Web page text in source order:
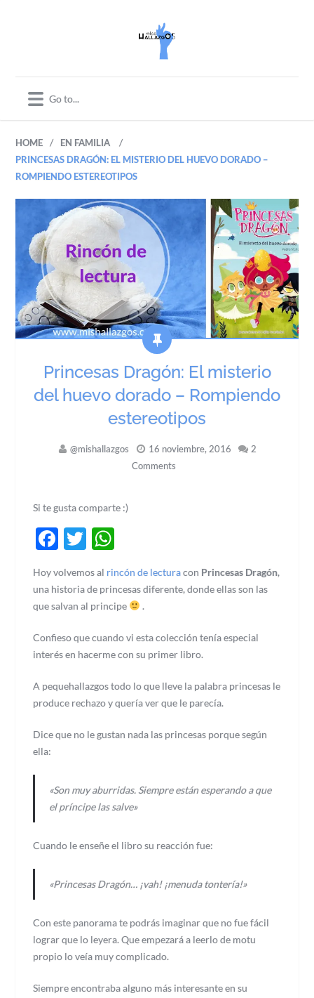
HOME / EN FAMILIA /
PRINCESAS DRAGÓN: EL MISTERIO DEL HUEVO DORADO –
ROMPIENDO ESTEREOTIPOS
Princesas Dragón: El misterio
del huevo dorado – Rompiendo
estereotipos
@mishallazgos 16 noviembre, 2016
2
Comments
Si te gusta comparte :)
Facebook
Twitter
Hoy volvemos al rincón de lecturacon Princesas Dragón,
una historia de princesas diferente, donde ellas son las
que salvan al principe
.
Confieso que cuando vi esta colección tenía especial
interés en hacerme con su primer libro.
A pequehallazgos todo lo que lleve la palabra princesas le
produce rechazo y quería ver que le parecía.
Dice que no le gustan nada las princesas porque según
ella:
«Son muy aburridas. Siempre están esperando a que
el príncipe las salve»
Cuando le enseñe el libro su reacción fue:
«Princesas Dragón… ¡vah! ¡menuda tontería!»
Con este panorama te podrás imaginar que no fue fácil
lograr que lo leyera. Que empezará a leerlo de motu
propio lo veía muy complicado.
Siempre encontraba alguno más interesante en su